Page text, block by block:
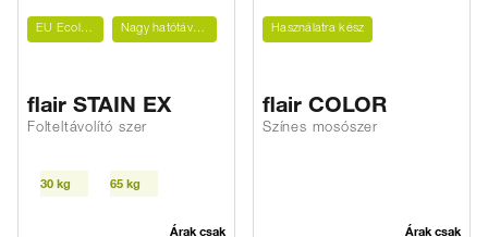
EU Ecolabel Nagy hatótávolság
flair STAIN EX
Folteltávolító szer
30 kg 65 kg
Árak csak
Használatra kész
flair COLOR
Színes mosószer
Árak csak